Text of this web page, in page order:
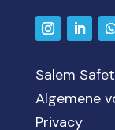
Salem
Algemene
Privacy